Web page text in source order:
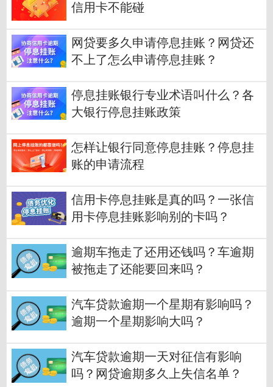
信用卡不能碰
网贷要多久申请停息挂账？网贷还
不上了怎么申请停息挂账？
停息挂账银行专业术语叫什么？各
大银行停息挂账政策
怎样让银行同意停息挂账？停息挂
账的申请流程
信用卡停息挂账是真的吗？一张信
用卡停息挂账影响别的卡吗？
逾期车拖走了还用还钱吗？车逾期
被拖走了还能要回来吗？
汽车贷款逾期一个星期有影响吗？
逾期一个星期影响大吗？
汽车贷款逾期一天对征信有影响
吗？网贷逾期多久上失信名单？